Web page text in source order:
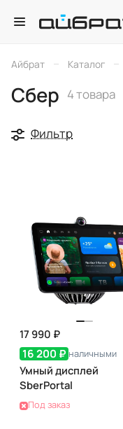
Айбрат – Каталог –
Сбер 4 товара
Фильтр
17 990 ₽
16 200 ₽ наличными
Умный дисплей
SberPortal
Под заказ